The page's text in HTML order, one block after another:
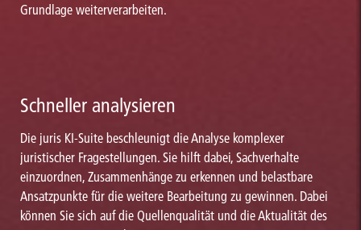
Grundlage weiterverarbeiten.
Schneller analysieren
Die juris KI-Suite beschleunigt die Analyse komplexer
juristischer Fragestellungen. Sie hilft dabei, Sachverhalte
einzuordnen, Zusammenhänge zu erkennen und belastbare
Ansatzpunkte für die weitere Bearbeitung zu gewinnen. Dabei
können Sie sich auf die Quellenqualität und die Aktualität des